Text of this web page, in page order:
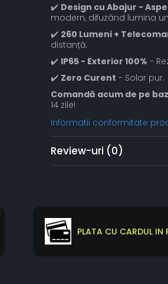
✔️ Design cu Abajur -
modern, difuzând lumina
✔️ 260 Lumeni +
distanță.
✔️ IP65 - Exterior 100% -
✔️ Zero Curent - Solar pur.
Comandă acum de pe
14 zile!
Informatii conformitate
Review-uri (0)
PLATA CU CARDUL IN